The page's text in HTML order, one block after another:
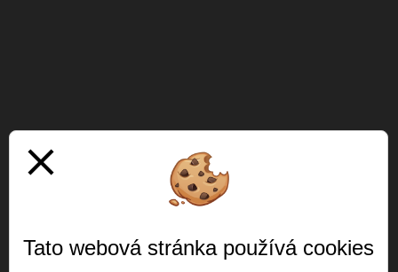
close
Tato webová stránka používá cookies